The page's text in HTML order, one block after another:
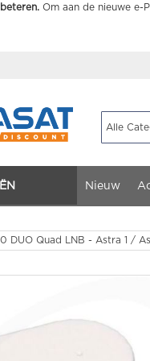
Om aan de nieuwe
Nieuw
DUO Quad LNB - Astra 1 /